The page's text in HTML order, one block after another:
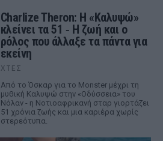
Charlize Theron: Η «Καλυψώ»
κλείνει τα 51 ‑ H ζωή και ο
ρόλος που άλλαξε τα πάντα για
εκείνη
ΧΤΕΣ
Από το Όσκαρ για το Monster μέχρι τη
μυθική Καλυψώ στην «Οδύσσεια» του
Νόλαν - η Νοτιοαφρικανή σταρ γιορτάζει
51 χρόνια ζωής και μια καριέρα χωρίς
στερεότυπα.